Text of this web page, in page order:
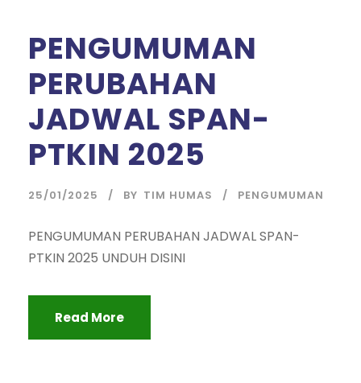
PENGUMUMAN
PERUBAHAN
JADWAL SPAN-
PTKIN 2025
25/01/2025 BY TIM HUMAS PENGUMUMAN
PENGUMUMAN PERUBAHAN JADWAL SPAN-
PTKIN 2025 UNDUH DISINI
Read More